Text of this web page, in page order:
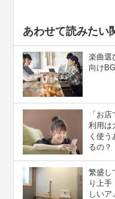
あわせて読みたい
楽曲選
向け
「お
利用は
く使う
るの？
繁盛し
り上手
しいア